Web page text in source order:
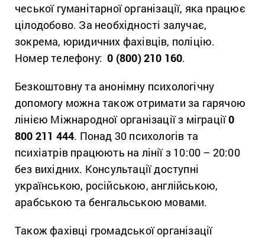
чеської гуманітарної організації, яка працює
цілодобово. За необхідності залучає,
зокрема, юридичних фахівців, поліцію.
Номер телефону:0 (800) 210 160.
Безкоштовну та анонімну психологічну
допомогу можна також отримати за гарячою
лінією Міжнародної організації з міграції0
800 211 444. Понад 30 психологів та
психіатрів працюють на лінії з 10:00 – 20:00
без вихідних. Консультації доступні
українською, російською, англійською,
арабською та бенгальською мовами.
Також фахівці громадської організації